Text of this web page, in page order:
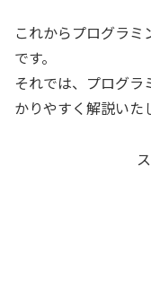
これからプログラ
です。
それでは、プログ
かりやすく解説いた